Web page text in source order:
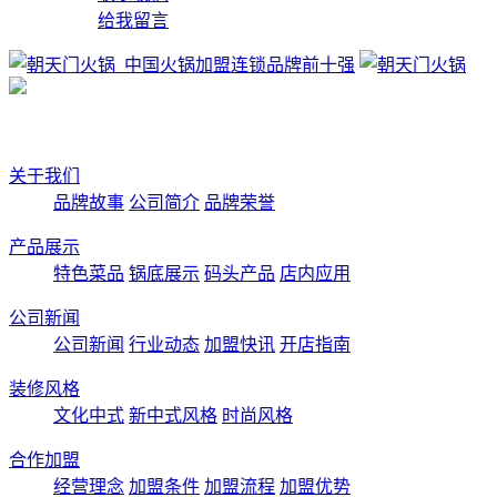
给我留言
关于我们
品牌故事 公司简介 品牌荣誉
产品展示
特色菜品 锅底展示 码头产品 店内应用
公司新闻
公司新闻 行业动态 加盟快讯 开店指南
装修风格
文化中式 新中式风格 时尚风格
合作加盟
经营理念 加盟条件 加盟流程 加盟优势